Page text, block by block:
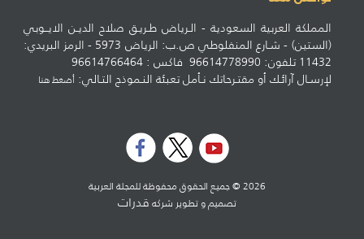
المملكة العربية السعودية - الـرياض طـريـق صلاح الديـن الايــوبي
(الستين) - شـارع المنفلوطي ص.ب: الرياض 5973 - الرمز البريدي:
11432 تلفون: 96614778990 فاكس : 96614766464
لإرسـال آرائـك أو مقتـرحاتك نـأمل تعبئة النـموذج التـالي:أضغط هنا
2026 © جميع الحقوق محفوظة للمجلة العربية
تصميم و تطوير شركهقدرات